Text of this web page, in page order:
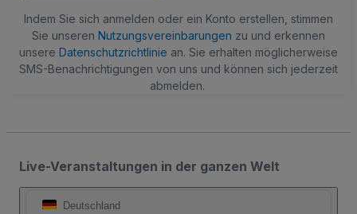
Indem Sie sich anmelden oder ein Konto erstellen, stimmen
Sie unseren Nutzungsvereinbarungen zu und erkennen
unsere Datenschutzrichtlinie an. Sie erhalten möglicherweise
SMS-Benachrichtigungen von uns und können sich jederzeit
abmelden.
Live-Veranstaltungen in der ganzen Welt
Deutschland